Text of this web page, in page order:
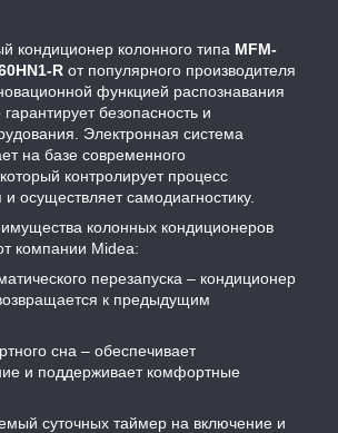
кондиционер колонного типа MFM-
R от популярного производителя
функцией распознавания
безопасность и
Электронная система
на базе современного
контролирует процесс
осуществляет самодиагностику.
колонных кондиционеров
компании Midea:
перезапуска – кондиционер
к предыдущим
сна – обеспечивает
и поддерживает комфортные
суточных таймер на включение и